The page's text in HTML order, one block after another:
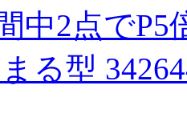
中2点でP5
る型